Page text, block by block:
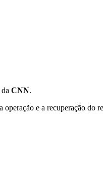
CNN.
e a recuperação do